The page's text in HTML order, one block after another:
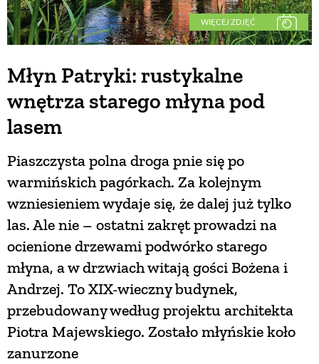
WIĘCEJ ZDJĘĆ
Młyn Patryki: rustykalne
wnętrza starego młyna pod
lasem
Piaszczysta polna droga pnie się po
warmińskich pagórkach. Za kolejnym
wzniesieniem wydaje się, że dalej już tylko
las. Ale nie – ostatni zakręt prowadzi na
ocienione drzewami podwórko starego
młyna, a w drzwiach witają gości Bożena i
Andrzej. To XIX-wieczny budynek,
przebudowany według projektu architekta
Piotra Majewskiego. Zostało młyńskie koło
zanurzone